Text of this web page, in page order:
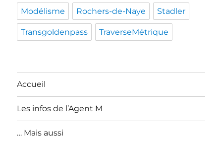
Modélisme Rochers-de-Naye Stadler
Transgoldenpass TraverseMétrique
Accueil
Les infos de l’Agent M
… Mais aussi